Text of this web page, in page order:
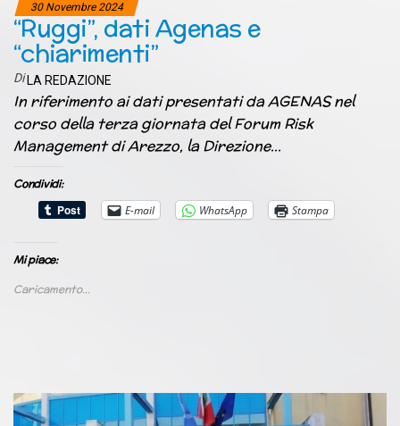
30 Novembre 2024
“Ruggi”, dati Agenas e
“chiarimenti”
Di LA REDAZIONE
In riferimento ai dati presentati da AGENAS nel
corso della terza giornata del Forum Risk
Management di Arezzo, la Direzione…
Condividi:
E-mail
WhatsApp Stampa
Mi piace:
Caricamento...